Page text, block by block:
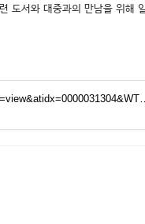
서와 대중과의 만남을 위해